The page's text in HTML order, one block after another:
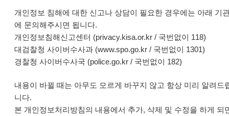
개인정보 침해에 대한 신고나 상담이 필요한 경우에는 아래 기
에 문의해주시면 됩니다.
개인정보침해신고센터 (privacy.kisa.or.kr / 국번없이 118)
대검찰청 사이버수사과 (www.spo.go.kr / 국번없이 1301)
경찰청 사이버수사국 (police.go.kr / 국번없이 182)
내용이 바뀔 때는 아무도 모르게 바꾸지 않고 항상 미리 알려드
니다.
본 개인정보처리방침의 내용에서 추가, 삭제 및 수정을 하게 되